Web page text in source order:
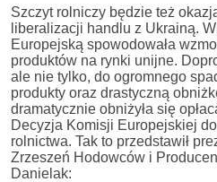
Szczyt rolniczy będzie też
liberalizacji handlu z Ukrainą.
Europejską spowodowała
produktów na rynki unijne.
ale nie tylko, do ogromnego
produkty oraz drastyczną
dramatycznie obniżyła się
Decyzja Komisji Europejskiej
rolnictwa. Tak to przedstawił
Zrzeszeń Hodowców i
Danielak: